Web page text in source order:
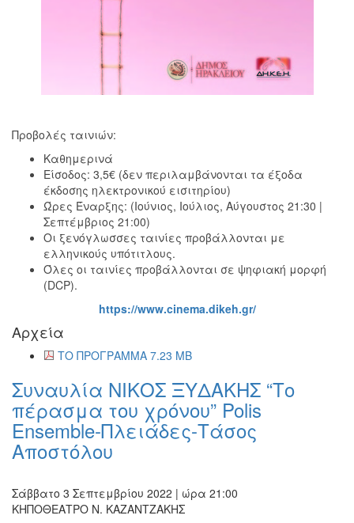
Εκθέσεις
Εκδηλώσεις
Άλλες
ΠΟΛΙΤΙΣΜΟΣ
ΑΝΘΕΚΤΙΚΗ
ΠΟΛΗ
Προβολές ταινιών:
Καθημερινά
Είσοδος: 3,5€ (δεν περιλαμβάνονται τα έξοδα
έκδοσης ηλεκτρονικού εισιτηρίου)
Ώρες Έναρξης: (Ιούνιος, Ιούλιος, Αύγουστος 21:30 |
Σεπτέμβριος 21:00)
Οι ξενόγλωσσες ταινίες προβάλλονται με
ελληνικούς υπότιτλους.
Όλες οι ταινίες προβάλλονται σε ψηφιακή μορφή
(DCP).
https://www.cinema.dikeh.gr/
Αρχεία
ΤΟ ΠΡΟΓΡΑΜΜΑ 7.23 MB
Συναυλία ΝΙΚΟΣ ΞΥΔΑΚΗΣ “Tο
πέρασμα του χρόνου” Polis
Ensemble-Πλειάδες-Τάσος
Αποστόλου
Σάββατο 3 Σεπτεμβρίου 2022 | ώρα 21:00
ΚΗΠΟΘΕΑΤΡΟ Ν. ΚΑΖΑΝΤΖΑΚΗΣ